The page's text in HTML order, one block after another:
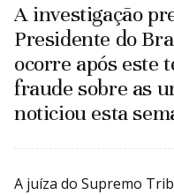
A investigação
Presidente do
ocorre após este
fraude sobre as
noticiou esta
A juíza do Supremo